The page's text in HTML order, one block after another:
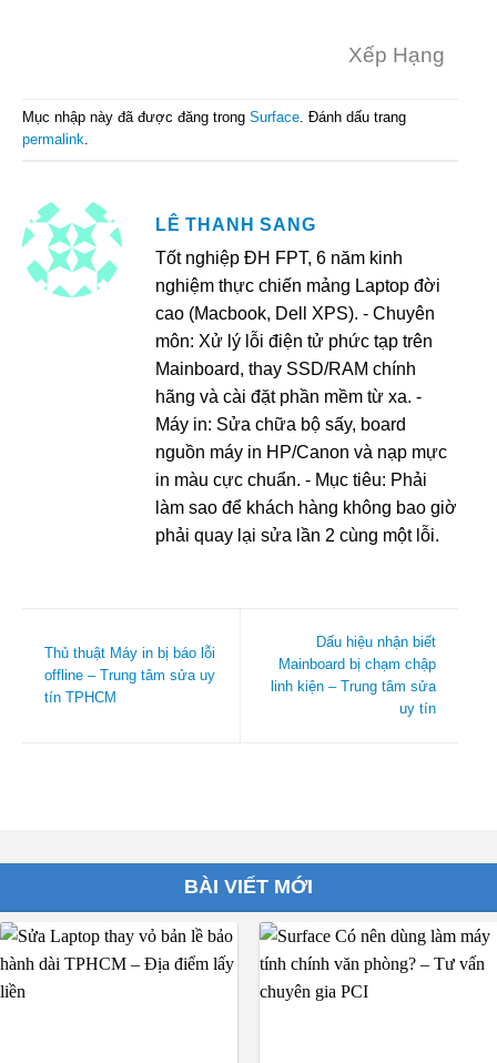
Xếp Hạng
Mục nhập này đã được đăng trong Surface. Đánh dấu trang
permalink.
LÊ THANH SANG
Tốt nghiệp ĐH FPT, 6 năm kinh
nghiệm thực chiến mảng Laptop đời
cao (Macbook, Dell XPS). - Chuyên
môn: Xử lý lỗi điện tử phức tạp trên
Mainboard, thay SSD/RAM chính
hãng và cài đặt phần mềm từ xa. -
Máy in: Sửa chữa bộ sấy, board
nguồn máy in HP/Canon và nạp mực
in màu cực chuẩn. - Mục tiêu: Phải
làm sao để khách hàng không bao giờ
phải quay lại sửa lần 2 cùng một lỗi.
Thủ thuật Máy in bị báo lỗi
offline – Trung tâm sửa uy
tín TPHCM
Dấu hiệu nhận biết
Mainboard bị chạm chập
linh kiện – Trung tâm sửa
uy tín
BÀI VIẾT MỚI